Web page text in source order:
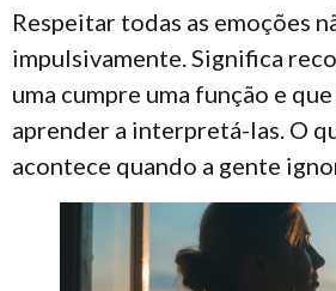
Respeitar todas as emoções
impulsivamente. Significa
uma cumpre uma função e
aprender a interpretá-las. O
acontece quando a gente